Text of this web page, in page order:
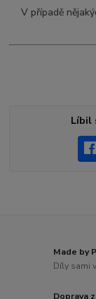
V případě
Líbil
Made by
Díly sami
Doprava